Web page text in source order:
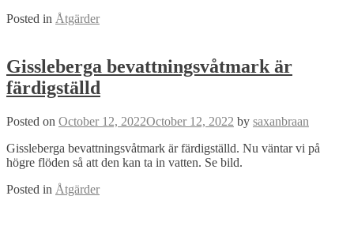
Posted in Åtgärder
Gissleberga bevattningsvåtmark är
färdigställd
Posted on October 12, 2022October 12, 2022 by saxanbraan
Gissleberga bevattningsvåtmark är färdigställd. Nu väntar vi på
högre flöden så att den kan ta in vatten. Se bild.
Posted in Åtgärder